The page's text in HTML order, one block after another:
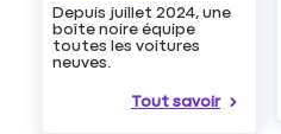
Depuis juillet 2024, une
boîte noire équipe
toutes les voitures
neuves.
Tout savoir